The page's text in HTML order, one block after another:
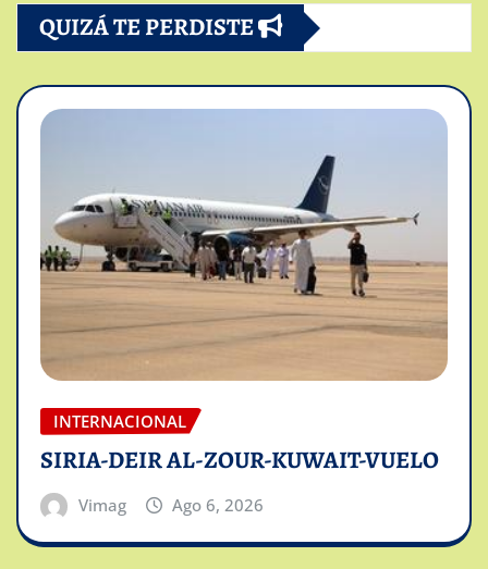
QUIZÁ TE PERDISTE
INTERNACIONAL
SIRIA-DEIR AL-ZOUR-KUWAIT-VUELO
Vimag Ago 6, 2026